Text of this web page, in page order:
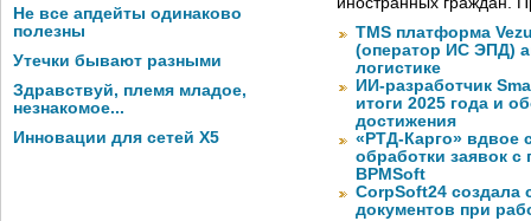
Не все апдейты одинаково
полезны
Утечки бывают разными
Здравствуй, племя младое,
незнакомое...
Инновации для сетей X5
TMS платформа
(оператор ИС ЭПД)
логистике
ИИ-разработчик
итоги 2025 года и
достижения
«РТД-Карго» вдвое
обработки заявок
BPMSoft
CorpSoft24 создала
документов при